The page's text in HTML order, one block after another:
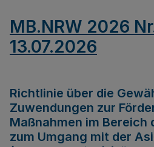
MB.NRW 2026
13.07.2026
Richtlinie über die
Zuwendungen zur
Maßnahmen im
zum Umgang mit der